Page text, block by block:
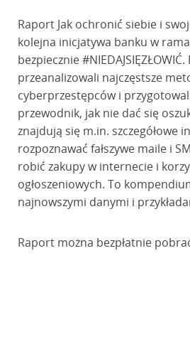
Raport Jak ochronić siebie i
kolejna inicjatywa banku w
bezpiecznie
przeanalizowali najczęstsze
cyberprzestępców i
przewodnik, jak nie dać się
znajdują się m.in. szczegółowe
rozpoznawać fałszywe maile i
robić zakupy w internecie i
ogłoszeniowych. To
najnowszymi danymi i
Raport można bezpłatnie